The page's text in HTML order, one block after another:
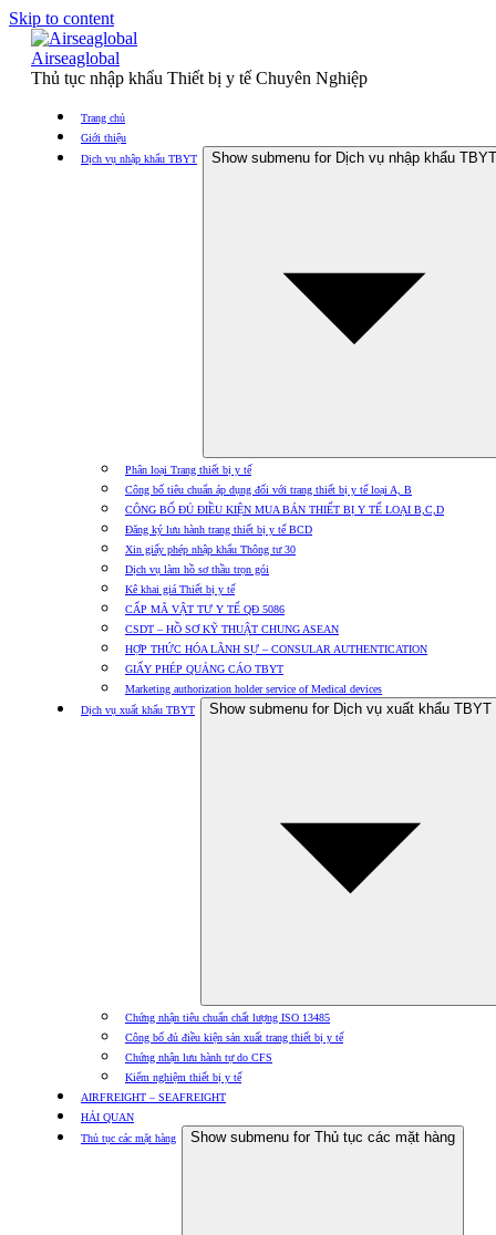
Skip to content
Airseaglobal
Thủ tục nhập khẩu Thiết bị y tế Chuyên Nghiệp
Trang chủ
Giới thiệu
Dịch vụ nhập khẩu TBYT
Show submenu for Dịch vụ nhập khẩu TBYT
Phân loại Trang thiết bị y tế
Công bố tiêu chuẩn áp dụng đối với trang thiết bị y tế loại A, B
CÔNG BỐ ĐỦ ĐIỀU KIỆN MUA BÁN THIẾT BỊ Y TẾ LOẠI B,C,D
Đăng ký lưu hành trang thiết bị y tế BCD
Xin giấy phép nhập khẩu Thông tư 30
Dịch vụ làm hồ sơ thầu trọn gói
Kê khai giá Thiết bị y tế
CẤP MÃ VẬT TƯ Y TẾ QĐ 5086
CSDT – HỒ SƠ KỸ THUẬT CHUNG ASEAN
HỢP THỨC HÓA LÃNH SỰ – CONSULAR AUTHENTICATION
GIẤY PHÉP QUẢNG CÁO TBYT
Marketing authorization holder service of Medical devices
Dịch vụ xuất khẩu TBYT
Show submenu for Dịch vụ xuất khẩu TBYT
Chứng nhận tiêu chuẩn chất lượng ISO 13485
Công bố đủ điều kiện sản xuất trang thiết bị y tế
Chứng nhận lưu hành tự do CFS
Kiểm nghiệm thiết bị y tế
AIRFREIGHT – SEAFREIGHT
HẢI QUAN
Thủ tục các mặt hàng
Show submenu for Thủ tục các mặt hàng